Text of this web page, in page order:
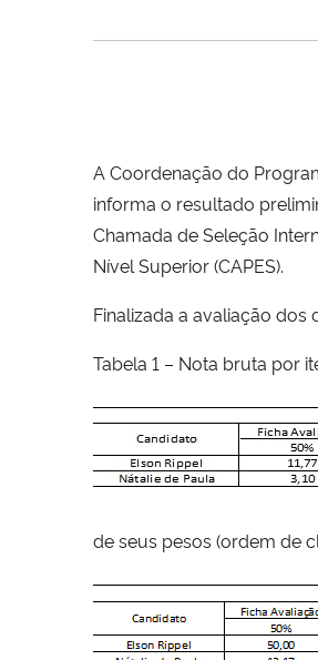
A Coordenação do
informa o resultado
Chamada de Seleção
Nível Superior (CAPES).
Finalizada a avaliação dos
Tabela 1 – Nota bruta por
de seus pesos (ordem de